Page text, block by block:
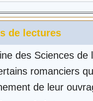
de lectures
des Sciences de
romanciers
de leur